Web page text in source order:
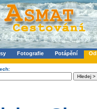
Fotografie Potápění